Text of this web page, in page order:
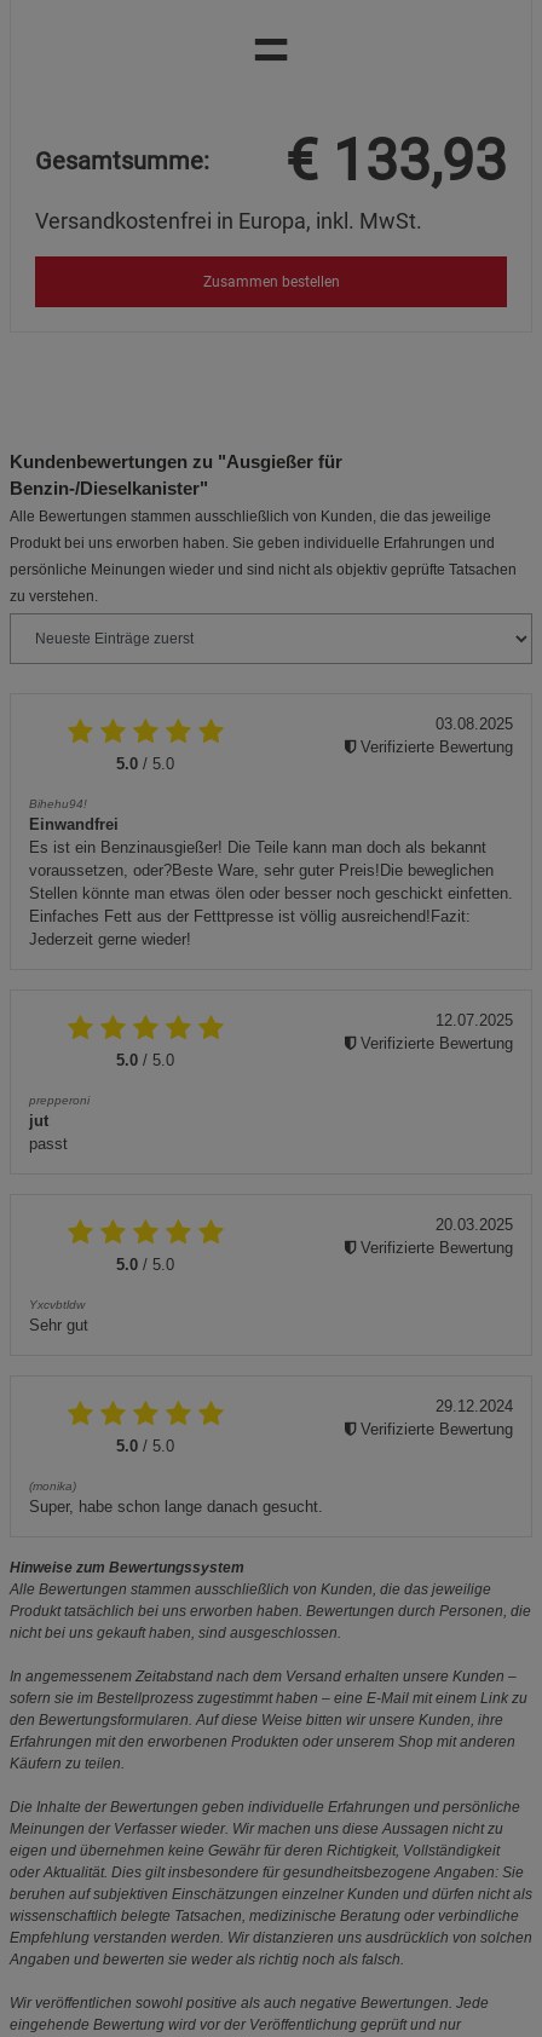
=
Gesamtsumme: € 133,93
Versandkostenfrei in Europa, inkl. MwSt.
Zusammen bestellen
Kundenbewertungen zu "Ausgießer für
Benzin-/Dieselkanister"
Alle Bewertungen stammen ausschließlich von Kunden, die das jeweilige
Produkt bei uns erworben haben. Sie geben individuelle Erfahrungen und
persönliche Meinungen wieder und sind nicht als objektiv geprüfte Tatsachen
zu verstehen.
5.0 / 5.0
Bihehu94!
Einwandfrei
Es ist ein Benzinausgießer! Die Teile kann man doch als bekannt
voraussetzen, oder?Beste Ware, sehr guter Preis!Die beweglichen
Stellen könnte man etwas ölen oder besser noch geschickt einfetten.
Einfaches Fett aus der Fetttpresse ist völlig ausreichend!Fazit:
Jederzeit gerne wieder!
03.08.2025
Verifizierte Bewertung
5.0 / 5.0
prepperoni
jut
passt
12.07.2025
Verifizierte Bewertung
5.0 / 5.0
Yxcvbtldw
Sehr gut
20.03.2025
Verifizierte Bewertung
5.0 / 5.0
(monika)
Super, habe schon lange danach gesucht.
29.12.2024
Verifizierte Bewertung
Hinweise zum Bewertungssystem
Alle Bewertungen stammen ausschließlich von Kunden, die das jeweilige
Produkt tatsächlich bei uns erworben haben. Bewertungen durch Personen, die
nicht bei uns gekauft haben, sind ausgeschlossen.
In angemessenem Zeitabstand nach dem Versand erhalten unsere Kunden –
sofern sie im Bestellprozess zugestimmt haben – eine E-Mail mit einem Link zu
den Bewertungsformularen. Auf diese Weise bitten wir unsere Kunden, ihre
Erfahrungen mit den erworbenen Produkten oder unserem Shop mit anderen
Käufern zu teilen.
Die Inhalte der Bewertungen geben individuelle Erfahrungen und persönliche
Meinungen der Verfasser wieder. Wir machen uns diese Aussagen nicht zu
eigen und übernehmen keine Gewähr für deren Richtigkeit, Vollständigkeit
oder Aktualität. Dies gilt insbesondere für gesundheitsbezogene Angaben: Sie
beruhen auf subjektiven Einschätzungen einzelner Kunden und dürfen nicht als
wissenschaftlich belegte Tatsachen, medizinische Beratung oder verbindliche
Empfehlung verstanden werden. Wir distanzieren uns ausdrücklich von solchen
Angaben und bewerten sie weder als richtig noch als falsch.
Wir veröffentlichen sowohl positive als auch negative Bewertungen. Jede
eingehende Bewertung wird vor der Veröffentlichung geprüft und nur
Marketing Cookies (3)
Impressum